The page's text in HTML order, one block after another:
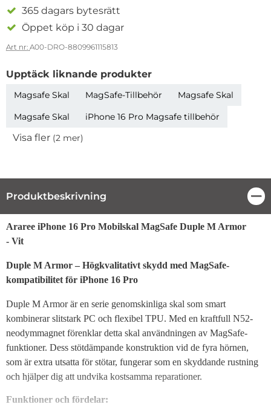
365 dagars bytesrätt
Öppet köp i 30 dagar
Art nr: A00-DRO-8809961115813
Upptäck liknande produkter
Magsafe Skal MagSafe-Tillbehör
Magsafe Skal
Magsafe Skal
iPhone 16 Pro Magsafe tillbehör
Visa fler (2 mer)
Produktbeskrivning
Produktbeskrivning
Araree iPhone 16 Pro Mobilskal MagSafe Duple M Armor
- Vit
Duple M Armor – Högkvalitativt skydd med MagSafe-
kompatibilitet för iPhone 16 Pro
Duple M Armor är en serie genomskinliga skal som smart
kombinerar slitstark PC och flexibel TPU. Med en kraftfull N52-
neodymmagnet förenklar detta skal användningen av MagSafe-
funktioner. Dess stötdämpande konstruktion vid de fyra hörnen,
som är extra utsatta för stötar, fungerar som en skyddande rustning
och hjälper dig att undvika kostsamma reparationer.
Funktioner och fördelar: